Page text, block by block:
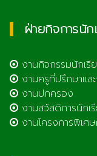
ฝ่ายกิจการนั
งานกิจกรรมนักเ
งานครูที่ปรึกษาแล
งานปกครอง
งานสวัสดิการนัก
งานโครงการพิเศ